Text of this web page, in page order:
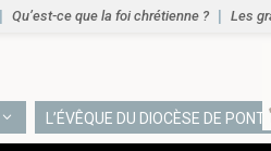
Qu’est-ce que la foi chrétienne ? Les
L’ÉVÊQUE DU DIOCÈSE DE